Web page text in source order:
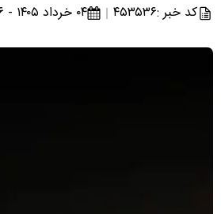
کد خبر :۴۵۳۵۳۶ ۰۴ خرداد ۱۴۰۵ - ۱۴:۵۶